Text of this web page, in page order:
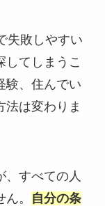
失敗しやすい
してしまうこ
験、住んでい
法は変わりま
、すべての人
。
自分の条